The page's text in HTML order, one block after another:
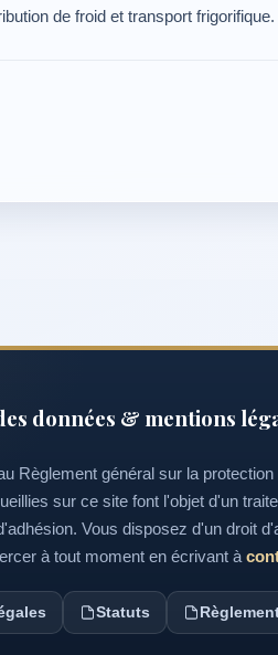
de froid et transport frigorifique.
données & mentions
Règlement général sur la
sur ce site font l'objet d'un
Vous disposez d'un droit
à tout moment en écrivant à
Statuts